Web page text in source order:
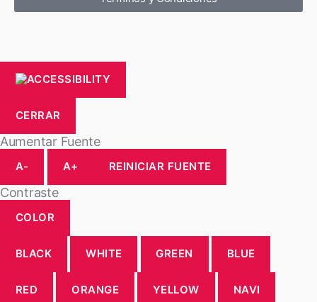
CERRAR
Aumentar Fuente
A- A+ REINICIAR FUENTE
Contraste
COLOR
BLACK WHITE GREEN BLUE
RED ORANGE YELLOW NAVI